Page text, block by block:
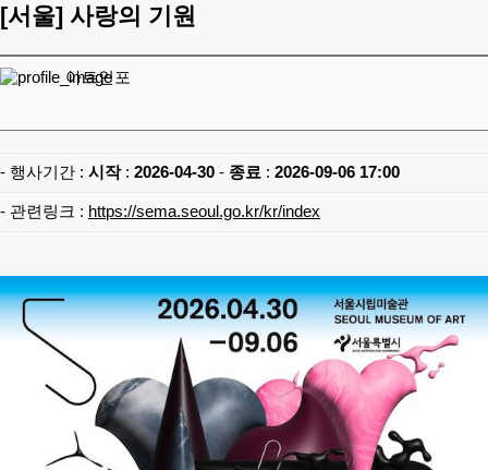
[서울] 사랑의 기원
아트인포
- 행사기간 : 시작: 2026-04-30 - 종료 : 2026-09-06 17:00
- 관련링크 : https://sema.seoul.go.kr/kr/index